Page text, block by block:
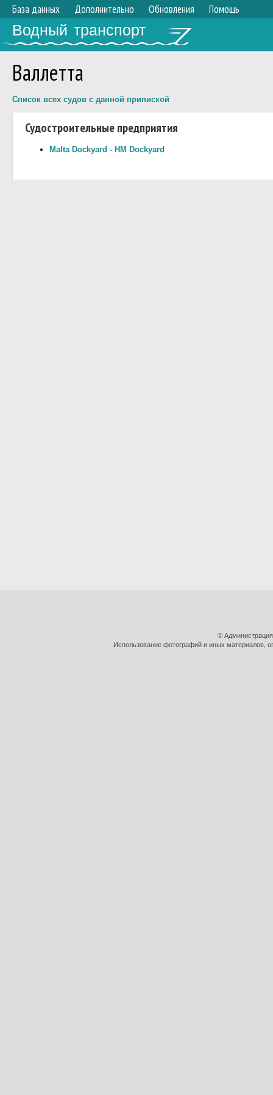
База данных Дополнительно Обновления Помощь
Водный транспорт
Валлетта
Список всех судов с данной припиской
Судостроительные предприятия
Malta Dockyard - HM Dockyard
©
Использование фотографий и иных материалов,